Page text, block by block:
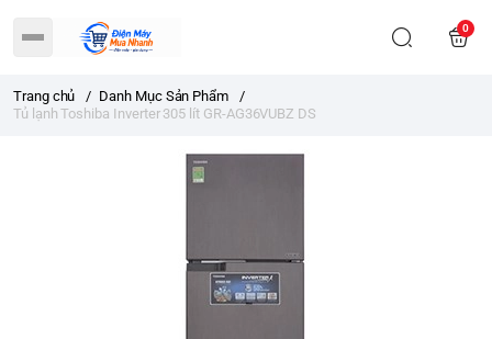
0
Trang chủ / Danh Mục Sản Phẩm
/
Tủ lạnh Toshiba Inverter 305 lít GR-AG36VUBZ DS